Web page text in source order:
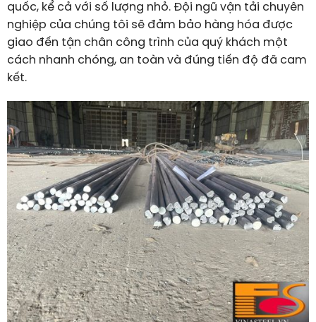
quốc, kể cả với số lượng nhỏ. Đội ngũ vận tải chuyên
nghiệp của chúng tôi sẽ đảm bảo hàng hóa được
giao đến tận chân công trình của quý khách một
cách nhanh chóng, an toàn và đúng tiến độ đã cam
kết.